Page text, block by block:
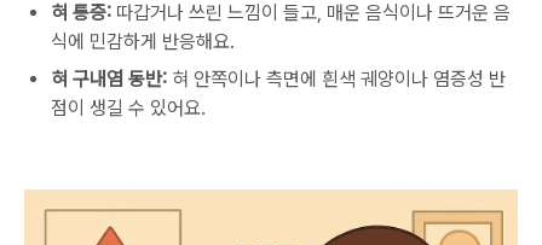
혀 통증: 따갑거나 쓰린 느낌이 들고, 매운 음식이나 뜨거운 음
식에 민감하게 반응해요.
혀 구내염 동반: 혀 안쪽이나 측면에 흰색 궤양이나 염증성 반
점이 생길 수 있어요.